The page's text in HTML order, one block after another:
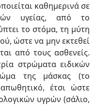
καθημερινά σε
υγείας, από το
το στόμα, τη μύτη
ώστε να μην εκτεθεί
από τους ασθενείς.
στρώματα ειδικών
της μάσκας (το
έτσι ώστε
υγρών (σάλιο,